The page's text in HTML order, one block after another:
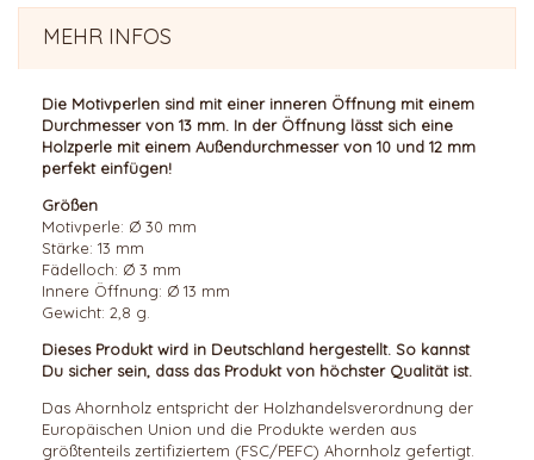
MEHR INFOS
Die Motivperlen sind mit einer inneren Öffnung mit einem
Durchmesser von 13 mm. In der Öffnung lässt sich eine
Holzperle mit einem Außendurchmesser von 10 und 12 mm
perfekt einfügen!
Größen
Motivperle: Ø 30 mm
Stärke: 13 mm
Fädelloch: Ø 3 mm
Innere Öffnung: Ø 13 mm
Gewicht: 2,8 g.
Dieses Produkt wird in Deutschland hergestellt. So kannst
Du sicher sein, dass das Produkt von höchster Qualität ist.
Das Ahornholz entspricht der Holzhandelsverordnung der
Europäischen Union und die Produkte werden aus
größtenteils zertifiziertem (FSC/PEFC) Ahornholz gefertigt.